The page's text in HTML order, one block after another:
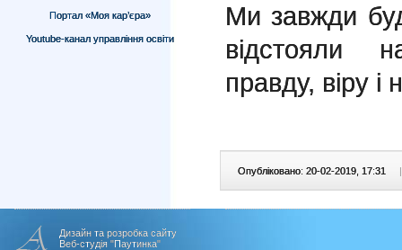
Портал «Моя кар’єра»
Youtube-канал управління освіти
Ми завжди
відстояли
правду, віру і
Опубліковано: 20-02-2019, 17:31 |
Дизайн та розробка сайту
Веб-студія "Паутинка"